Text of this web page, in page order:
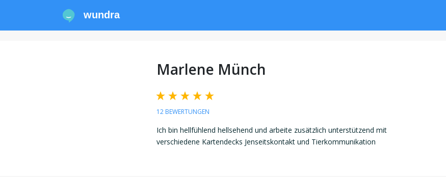
wundra
Marlene Münch
12 BEWERTUNGEN
Ich bin hellfühlend hellsehend und arbeite zusätzlich unterstützend mit
verschiedene Kartendecks Jenseitskontakt und Tierkommunikation